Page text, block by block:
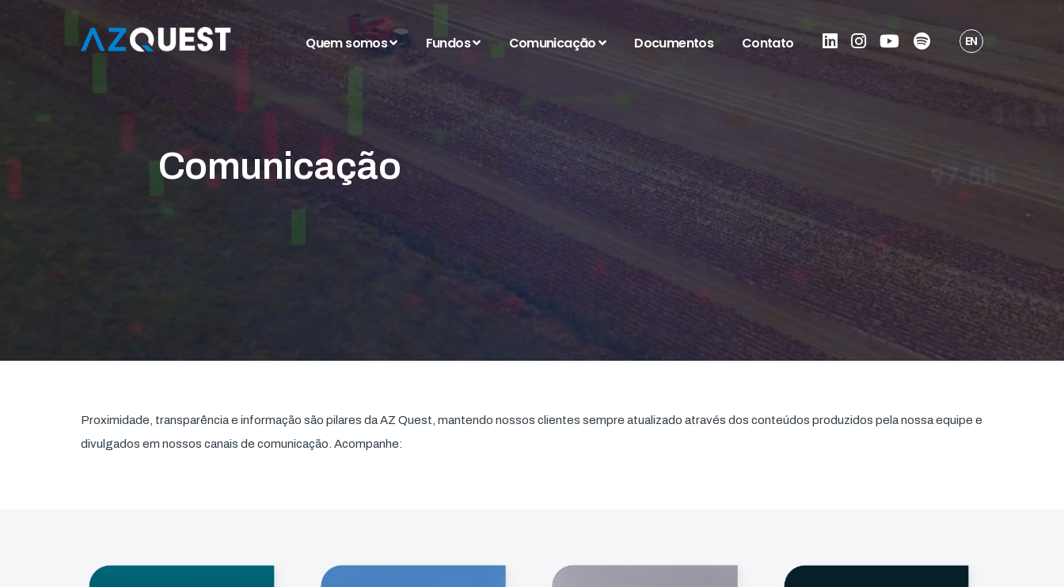
Quem somos Fundos Comunicação Documentos Contato EN
Comunicação
Proximidade, transparência e informação são pilares da AZ Quest, mantendo nossos clientes sempre atualizado através dos conteúdos produzidos pela nossa equipe e
divulgados em nossos canais de comunicação. Acompanhe: